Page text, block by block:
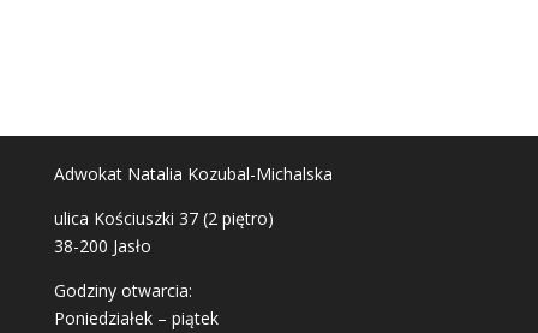
Adwokat Natalia Kozubal-Michalska
ulica Kościuszki 37 (2 piętro)
38-200 Jasło
Godziny otwarcia:
Poniedziałek – piątek